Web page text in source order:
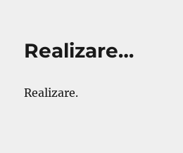
Realizare…
Realizare.